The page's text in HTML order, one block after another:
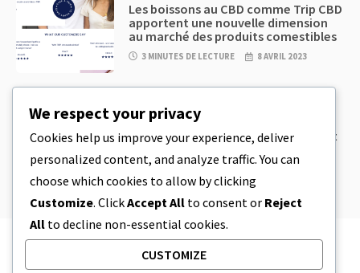
Les boissons au CBD comme Trip CBD
apportent une nouvelle dimension
au marché des produits comestibles
3 MINUTES DE LECTURE 8 AVRIL 2023
Pâte à biscuits au CBD et produits
comestibles au CBD incroyablement
simples à préparer à la maison
5 MINUTES DE LECTURE
We respect your privacy
Cookies help us improve your experience, deliver
personalized content, and analyze traffic. You can
choose which cookies to allow by clicking
Customize. ClickAccept All to consent or Reject
All to decline non-essential cookies.
CUSTOMIZE